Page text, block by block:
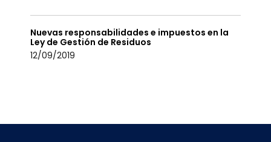
Nuevas responsabilidades e impuestos en la
Ley de Gestión de Residuos
12/09/2019